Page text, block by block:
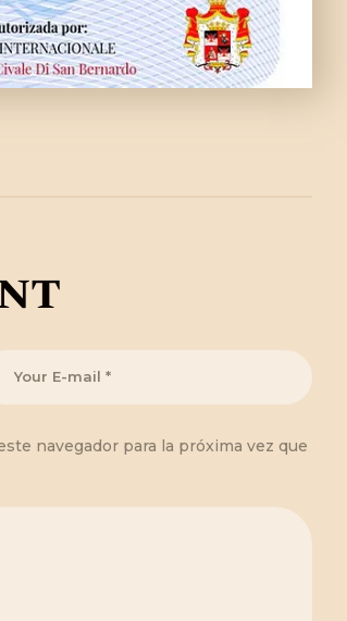
navegador para la próxima vez que